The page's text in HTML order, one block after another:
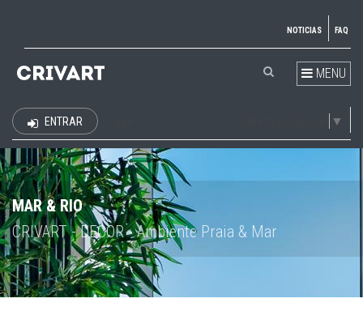
NOTICIAS FAQ
MENU
▼
ENTRAR
MAR & RIO
CRIVART - DECOR - Ambiente Praia & Mar